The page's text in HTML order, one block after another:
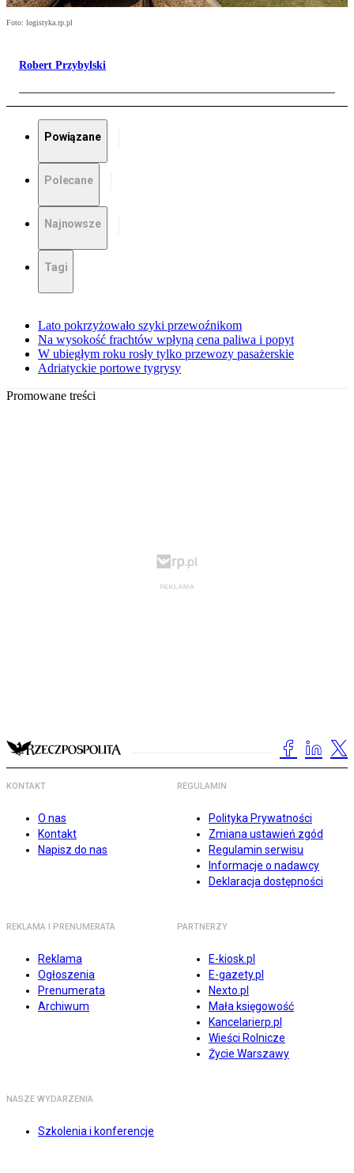
Foto: logistyka.rp.pl
Robert Przybylski
Powiązane
Polecane
Najnowsze
Tagi
Lato pokrzyżowało szyki przewoźnikom
Na wysokość frachtów wpłyną cena paliwa i popyt
W ubiegłym roku rosły tylko przewozy pasażerskie
Adriatyckie portowe tygrysy
Promowane treści
KONTAKT
O nas
Kontakt
Napisz do nas
REGULAMIN
Polityka Prywatności
Zmiana ustawień zgód
Regulamin serwisu
Informacje o nadawcy
Deklaracja dostępności
REKLAMA I PRENUMERATA
Reklama
Ogłoszenia
Prenumerata
Archiwum
PARTNERZY
E-kiosk.pl
E-gazety.pl
Nexto.pl
Mała księgowość
Kancelarierp.pl
Wieści Rolnicze
Życie Warszawy
NASZE WYDARZENIA
Szkolenia i konferencje